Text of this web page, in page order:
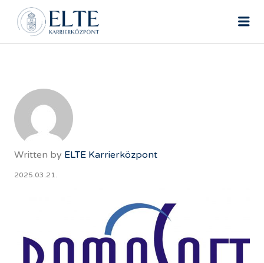
ELTE ÁLLÁSPORTÁL
Written by ELTE Karrierközpont
2025.03.21.